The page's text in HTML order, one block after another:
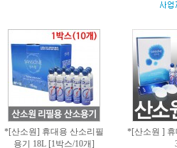
*[산소원] 휴대용 산소리필
용기 18L [1박스/10개]
*[산소원 ]